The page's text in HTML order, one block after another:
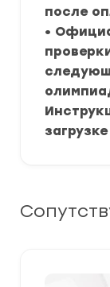
после
•